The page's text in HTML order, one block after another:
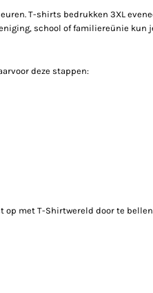
T-shirts bedrukken 3XL
school of familiereünie
deze stappen:
met T-Shirtwereld door te